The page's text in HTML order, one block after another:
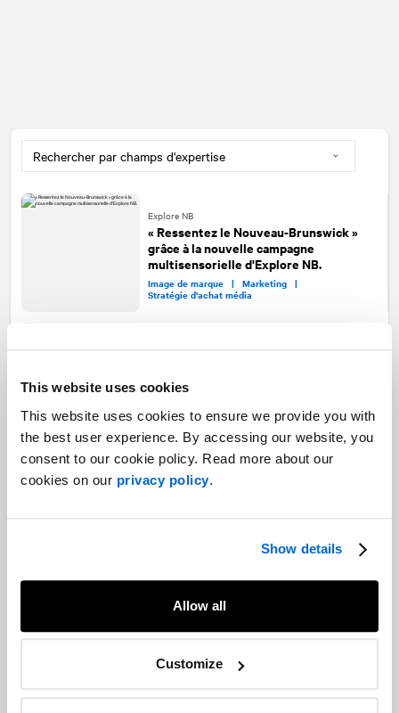
This website uses cookies
This website uses cookies to ensure we provide you with
the best user experience. By accessing our website, you
consent to our cookie policy. Read more about our
cookies on our privacy policy.
Show details
Allow all
Customize
Explore NB
« Ressentez le Nouveau-Brunswick »
grâce à la nouvelle campagne
multisensorielle d'Explore NB.
Image de marque | Marketing |
Stratégie d'achat média
s'internationalise dans une nouvelle
campagne
Stratégie d'achat média
SCALE AI
Calgary Municipal Land Corporation
congrès de l'Ouest canadien :
L'agrandissement du BMO Centre de
Calgary au Stampede Park
Relations avec les médias